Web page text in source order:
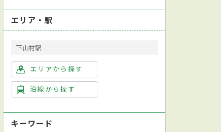
エリア・駅
下山村駅
エリアから探す
沿線から探す
キーワード